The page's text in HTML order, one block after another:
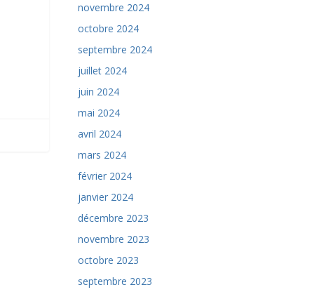
novembre 2024
octobre 2024
septembre 2024
juillet 2024
juin 2024
mai 2024
avril 2024
mars 2024
février 2024
janvier 2024
décembre 2023
novembre 2023
octobre 2023
septembre 2023